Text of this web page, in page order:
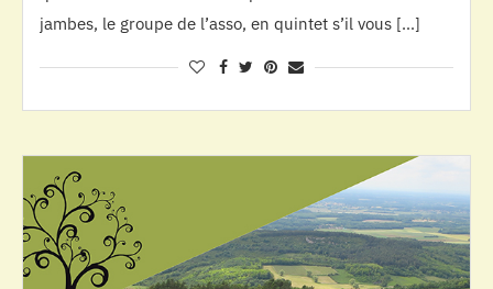
jambes, le groupe de l’asso, en quintet s’il vous […]